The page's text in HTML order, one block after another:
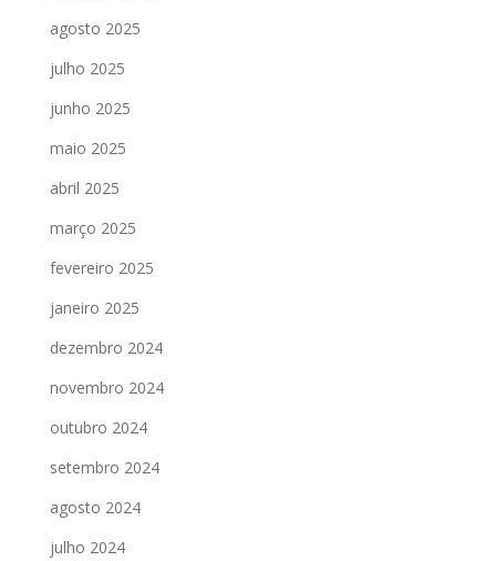
agosto 2025
julho 2025
junho 2025
maio 2025
abril 2025
março 2025
fevereiro 2025
janeiro 2025
dezembro 2024
novembro 2024
outubro 2024
setembro 2024
agosto 2024
julho 2024